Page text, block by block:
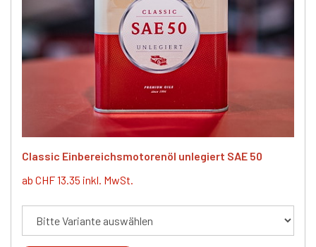
Classic Einbereichsmotorenöl unlegiert SAE 50
ab CHF 13.35 inkl. MwSt.